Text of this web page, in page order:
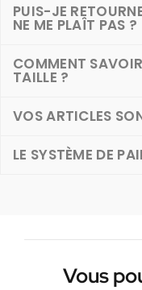
PUIS-JE
NE ME PLAÎT PAS ?
COMMENT
TAILLE ?
VOS ARTICLES
LE SYSTÈME DE
Vous